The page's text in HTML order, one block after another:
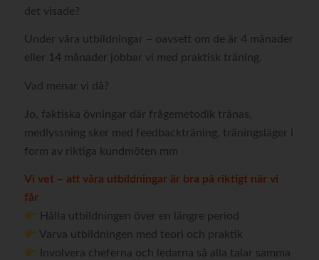
det visade?
Under våra utbildningar – oavsett om de är 4 månader
eller 14 månader jobbar vi med praktisk träning.
Vad menar vi då?
Jo, faktiska övningar där frågemetodik tränas,
medlyssning sker med feedbackträning, träningsläger i
form av riktiga kundmöten mm
Vi vet – att våra utbildningar är bra på riktigt när vi
får
Hålla utbildningen över en längre period
Varva utbildningen med teori och praktik
Involvera cheferna och ledarna så alla talar samma